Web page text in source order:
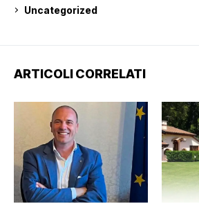
Uncategorized
ARTICOLI CORRELATI